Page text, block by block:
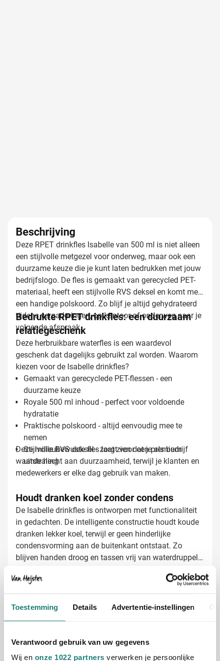
Toestemming Details Advertentie-instellingen
Verantwoord gebruik van uw gegevens
Wij en onze 1022 partners verwerken je persoonlijke
Beschrijving
Deze RPET drinkfles Isabelle van 500 ml is niet alleen
een stijlvolle metgezel voor onderweg, maar ook een
duurzame keuze die je kunt laten bedrukken met jouw
bedrijfslogo. De fles is gemaakt van gerecycled PET-
materiaal, heeft een stijlvolle RVS deksel en komt met
een handige polskoord. Zo blijf je altijd gehydrateerd
tijdens vergaderingen, op kantoor of onderweg naar je
volgende afspraak.
Bedrukte RPET drinkfles: een duurzaam
relatiegeschenk
Deze herbruikbare waterfles is een waardevol
geschenk dat dagelijks gebruikt zal worden. Waarom
kiezen voor de Isabelle drinkfles?
Gemaakt van gerecyclede PET-flessen - een
duurzame keuze
Royale 500 ml inhoud - perfect voor voldoende
hydratatie
Praktische polskoord - altijd eenvoudig mee te
nemen
Stijlvolle RVS deksel - zorgt voor een premium
uitstraling
Deze milieubewuste fles laat zien dat je als bedrijf
waarde hecht aan duurzaamheid, terwijl je klanten en
medewerkers er elke dag gebruik van maken.
Houdt dranken koel zonder condens
De Isabelle drinkfles is ontworpen met functionaliteit
in gedachten. De intelligente constructie houdt koude
dranken lekker koel, terwijl er geen hinderlijke
condensvorming aan de buitenkant ontstaat. Zo
blijven handen droog en tassen vrij van waterdruppels.
milieuvriendelijke verpakking van eierdoos-materiaal
versterkt.
Drinkflessen laten bedrukken met jouw
Bij Van Heijster Relatiegeschenken maken we van de
Isabelle drinkfles een uniek promotioneel item voor
Bedrukking met je bedrijfslogo in één of meerdere
kleuren